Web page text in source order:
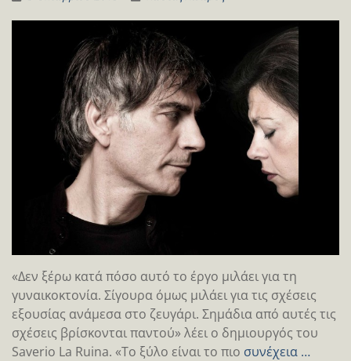
«Δεν ξέρω κατά πόσο αυτό το έργο μιλάει για τη
γυναικοκτονία. Σίγουρα όμως μιλάει για τις σχέσεις
εξουσίας ανάμεσα στο ζευγάρι. Σημάδια από αυτές τις
σχέσεις βρίσκονται παντού» λέει ο δημιουργός του
Saverio La Ruina. «Το ξύλο είναι το πιο συνέχεια …